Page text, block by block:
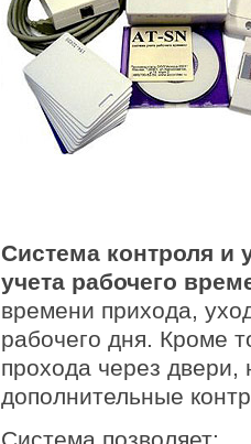
Система контроля и
учета рабочего
времени прихода,
рабочего дня. Кроме
прохода через двери,
дополнительные